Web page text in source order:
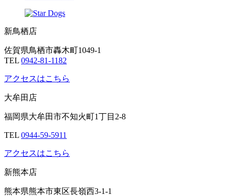
新鳥栖店
佐賀県鳥栖市轟木町1049-1
TEL 0942-81-1182
アクセスはこちら
大牟田店
福岡県大牟田市不知火町1丁目2-8
TEL 0944-59-5911
アクセスはこちら
新熊本店
熊本県熊本市東区長嶺西3-1-1